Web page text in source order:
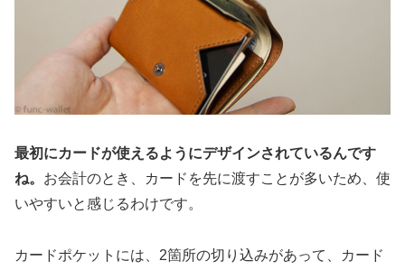
最初にカードが使えるようにデザインされているんです
ね。 お会計のとき、カードを先に渡すことが多いため、使
いやすいと感じるわけです。
カードポケットには、2箇所の切り込みがあって、カード